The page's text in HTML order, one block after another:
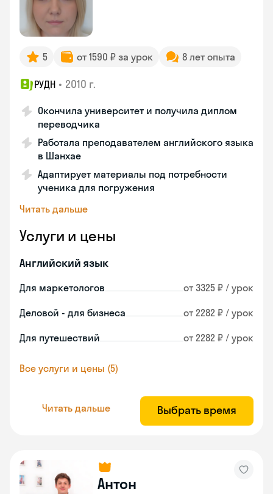
5 от 1590 ₽ за урок 8 лет опыта
РУДН • 2010 г.
Окончила университет и получила диплом
переводчика
Работала преподавателем английского языка
в Шанхае
Адаптирует материалы под потребности
ученика для погружения
Читать дальше
Услуги и цены
Английский язык
Для маркетологов от 3325 ₽ / урок
Деловой - для бизнеса от 2282 ₽ / урок
Для путешествий от 2282 ₽ / урок
Все услуги и цены (5)
Читать дальше Выбрать время
Антон